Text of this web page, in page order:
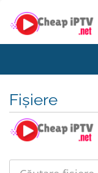
Fișiere